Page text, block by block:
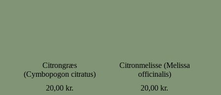
Citrongræs
(Cymbopogon citratus)
20,00kr.
Citronmelisse (Melissa
officinalis)
20,00kr.